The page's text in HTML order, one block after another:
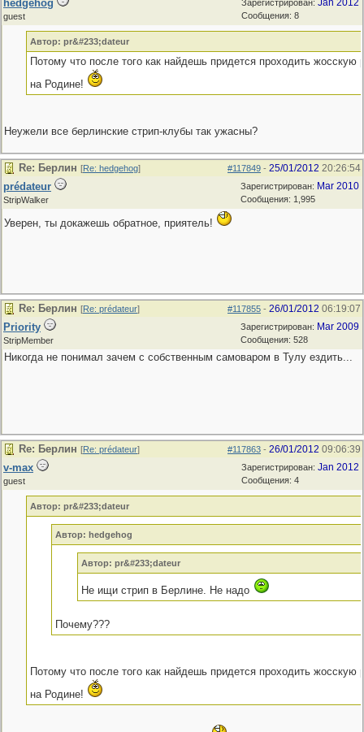
Зарегистрирован: Jan 2012
Сообщения: 8
hedgehog
guest
Автор: pr&#233;dateur
Потому что после того как найдешь придется проходить жосскую
на Родине!
Неужели все берлинские стрип-клубы так ужасны?
#117849 - 25/01/2012 20:26:54
Re: Берлин [Re: hedgehog]
Зарегистрирован: Mar 2010
Сообщения: 1,995
prédateur
StripWalker
Уверен, ты докажешь обратное, приятель!
#117855 - 26/01/2012 06:19:07
Re: Берлин [Re: prédateur]
Зарегистрирован: Mar 2009
Сообщения: 528
Priority
StripMember
Никогда не понимал зачем с собственным самоваром в Тулу ездить...
#117863 - 26/01/2012 09:06:39
Re: Берлин [Re: prédateur]
Зарегистрирован: Jan 2012
Сообщения: 4
v-max
guest
Автор: pr&#233;dateur
Автор: hedgehog
Автор: pr&#233;dateur
Не ищи стрип в Берлине. Не надо
Почему???
Потому что после того как найдешь придется проходить жосскую
на Родине!